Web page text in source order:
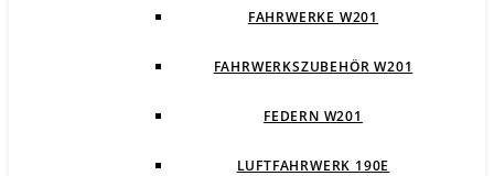
FAHRWERKE W201
FAHRWERKSZUBEHÖR W201
FEDERN W201
LUFTFAHRWERK 190E